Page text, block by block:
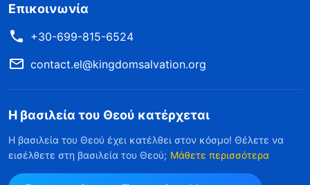
Επικοινωνία
+30-699-815-6524
contact.el@kingdomsalvation.org
Η βασιλεία του Θεού κατέρχεται
Η βασιλεία του Θεού έχει κατέλθει στον κόσμο! Θέλετε να
εισέλθετε στη βασιλεία του Θεού; Μάθετε περισσότερα